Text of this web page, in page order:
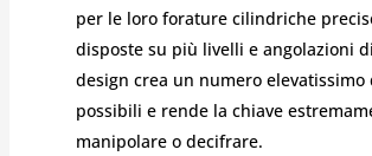
per le loro forature cilindriche
disposte su più livelli e angolazioni
design crea un numero
possibili e rende la chiave
manipolare o decifrare.